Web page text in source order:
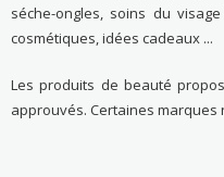
séche-ongles, soins du
cosmétiques, idées cadeaux ...
Les produits de beauté
approuvés. Certaines